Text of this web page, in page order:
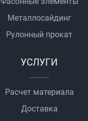
Металлосайдинг
Рулонный прокат
УСЛУГИ
Расчет материала
Доставка